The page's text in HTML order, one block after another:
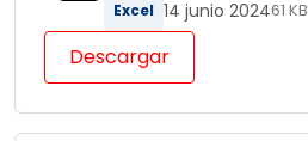
Excel 14 junio 202461 KB
Descargar